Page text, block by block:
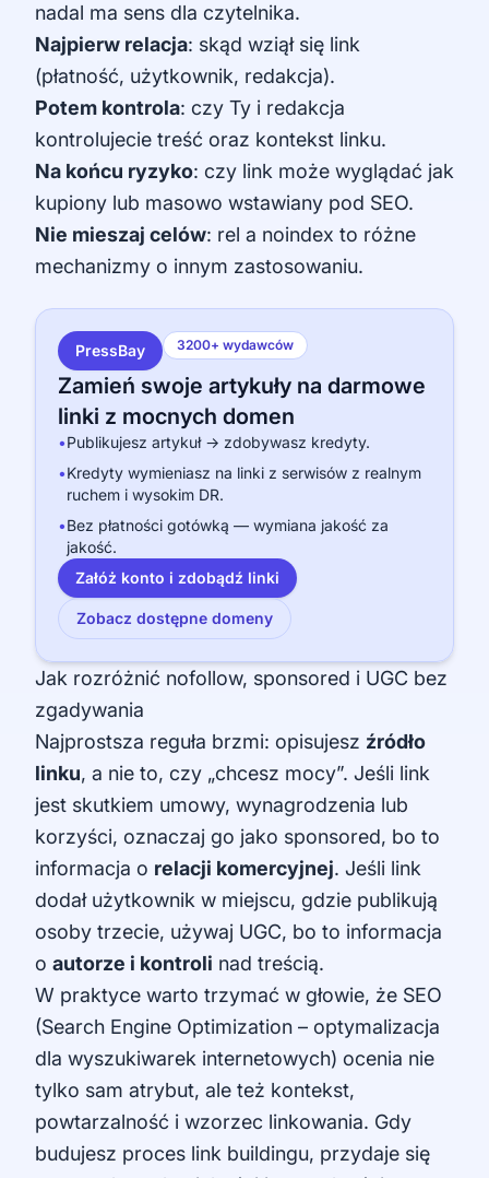
nadal ma sens dla czytelnika.
Najpierw relacja: skąd wziął się link
(płatność, użytkownik, redakcja).
Potem kontrola: czy Ty i redakcja
kontrolujecie treść oraz kontekst linku.
Na końcu ryzyko: czy link może wyglądać jak
kupiony lub masowo wstawiany pod SEO.
Nie mieszaj celów: rel a noindex to różne
mechanizmy o innym zastosowaniu.
PressBay 3200+ wydawców
Zamień swoje artykuły na darmowe
linki z mocnych domen
•Publikujesz artykuł → zdobywasz kredyty.
•Kredyty wymieniasz na linki z serwisów z realnym
ruchem i wysokim DR.
•Bez płatności gotówką — wymiana jakość za
jakość.
Załóż konto i zdobądź linki
Zobacz dostępne domeny
Jak rozróżnić nofollow, sponsored i UGC bez
zgadywania
Najprostsza reguła brzmi: opisujesz źródło
linku, a nie to, czy „chcesz mocy”. Jeśli link
jest skutkiem umowy, wynagrodzenia lub
korzyści, oznaczaj go jako sponsored, bo to
informacja o relacji komercyjnej. Jeśli link
dodał użytkownik w miejscu, gdzie publikują
osoby trzecie, używaj UGC, bo to informacja
o autorze i kontroli nad treścią.
W praktyce warto trzymać w głowie, że SEO
(Search Engine Optimization – optymalizacja
dla wyszukiwarek internetowych) ocenia nie
tylko sam atrybut, ale też kontekst,
powtarzalność i wzorzec linkowania. Gdy
budujesz proces link buildingu, przydaje się